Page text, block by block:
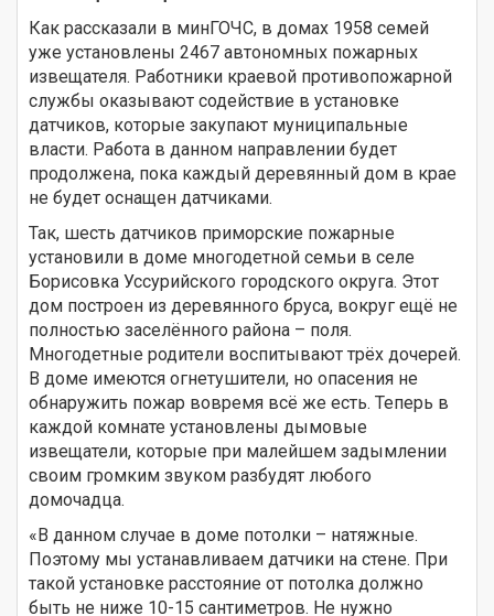
Как рассказали в минГОЧС, в домах 1958 семей
уже установлены 2467 автономных пожарных
извещателя. Работники краевой противопожарной
службы оказывают содействие в установке
датчиков, которые закупают муниципальные
власти. Работа в данном направлении будет
продолжена, пока каждый деревянный дом в крае
не будет оснащен датчиками.
Так, шесть датчиков приморские пожарные
установили в доме многодетной семьи в селе
Борисовка Уссурийского городского округа. Этот
дом построен из деревянного бруса, вокруг ещё не
полностью заселённого района – поля.
Многодетные родители воспитывают трёх дочерей.
В доме имеются огнетушители, но опасения не
обнаружить пожар вовремя всё же есть. Теперь в
каждой комнате установлены дымовые
извещатели, которые при малейшем задымлении
своим громким звуком разбудят любого
домочадца.
«В данном случае в доме потолки – натяжные.
Поэтому мы устанавливаем датчики на стене. При
такой установке расстояние от потолка должно
быть не ниже 10-15 сантиметров. Не нужно